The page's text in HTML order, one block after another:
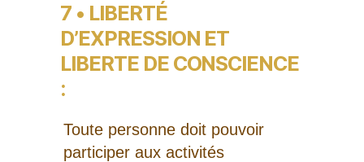
7 • LIBERTÉ
D’EXPRESSION ET
LIBERTE DE CONSCIENCE
:
Toute personne doit pouvoir
participer aux activités